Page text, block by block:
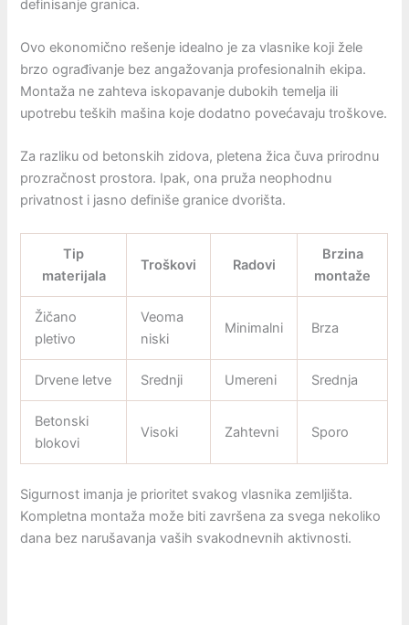
definisanje granica.
Ovo ekonomično rešenje idealno je za vlasnike koji žele
brzo ograđivanje bez angažovanja profesionalnih ekipa.
Montaža ne zahteva iskopavanje dubokih temelja ili
upotrebu teških mašina koje dodatno povećavaju troškove.
Za razliku od betonskih zidova, pletena žica čuva prirodnu
prozračnost prostora. Ipak, ona pruža neophodnu
privatnost i jasno definiše granice dvorišta.
Tip
materijala
Troškovi Radovi
Brzina
montaže
Žičano
pletivo
Veoma
niski
Minimalni Brza
Drvene letve Srednji Umereni Srednja
Betonski
blokovi
Visoki Zahtevni Sporo
Sigurnost imanja je prioritet svakog vlasnika zemljišta.
Kompletna montaža može biti završena za svega nekoliko
dana bez narušavanja vaših svakodnevnih aktivnosti.